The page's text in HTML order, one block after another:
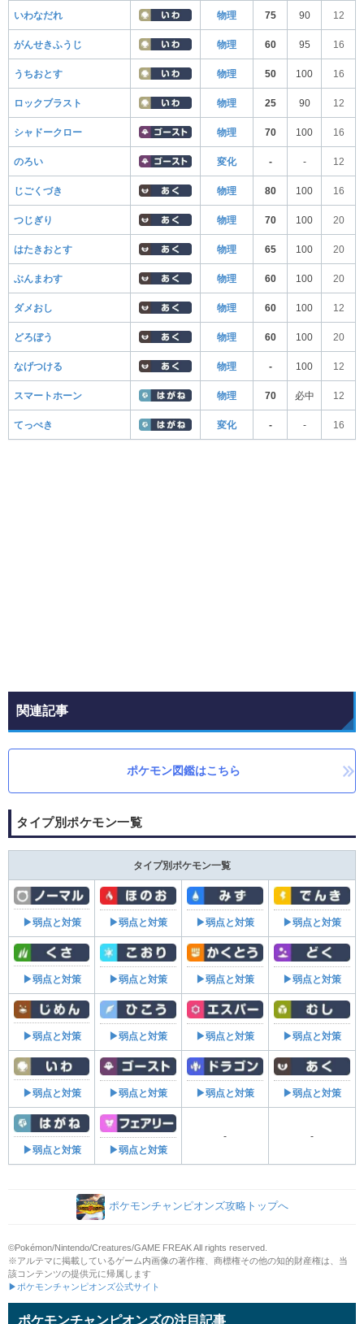
いわなだれ 物理 75 90 12
がんせきふうじ 物理 60 95 16
うちおとす 物理 50 100 16
ロックブラスト 物理 25 90 12
シャドークロー 物理 70 100 16
のろい 変化 - - 12
じごくづき 物理 80 100 16
つじぎり 物理 70 100 20
はたきおとす 物理 65 100 20
ぶんまわす 物理 60 100 20
ダメおし 物理 60 100 12
どろぼう 物理 60 100 20
なげつける 物理 - 100 12
スマートホーン 物理 70 必中 12
てっぺき 変化 - - 16
関連記事
ポケモン図鑑はこちら
タイプ別ポケモン一覧
タイプ別ポケモン一覧
▶弱点と対策 ▶弱点と対策 ▶弱点と対策 ▶弱点と対策
▶弱点と対策 ▶弱点と対策 ▶弱点と対策 ▶弱点と対策
▶弱点と対策 ▶弱点と対策 ▶弱点と対策 ▶弱点と対策
▶弱点と対策 ▶弱点と対策 ▶弱点と対策 ▶弱点と対策
▶弱点と対策 ▶弱点と対策
- -
ポケモンチャンピオンズ攻略トップへ
©Pokémon/Nintendo/Creatures/GAME FREAK All rights reserved.
※アルテマに掲載しているゲーム内画像の著作権、商標権その他の知的財産権は、当
該コンテンツの提供元に帰属します
▶ポケモンチャンピオンズ公式サイト
ポケモンチャンピオンズの注目記事